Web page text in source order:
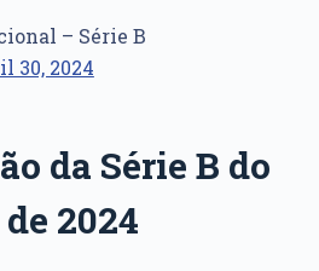
– Série B
30, 2024
da Série B do
2024